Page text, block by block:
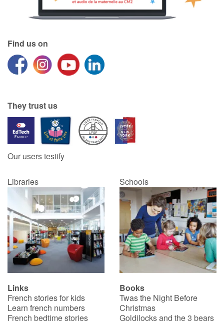
Find us on
They trust us
Our users testify
Libraries Schools
Links
French stories for kids
Learn french numbers
French bedtime stories
Books
Twas the Night Before
Christmas
Goldilocks and the 3 bears